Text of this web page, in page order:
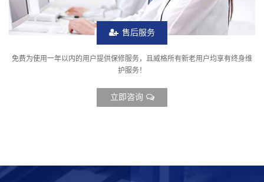
售后服务
免费为使用一年以内的用户提供保修服务，且威格所有新老用户均享有终身维
护服务！
立即咨询